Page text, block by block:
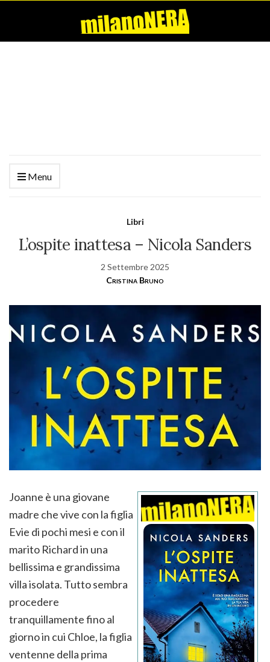
Menu
Libri
L’ospite inattesa – Nicola Sanders
2 Settembre 2025
Cristina Bruno
Joanne è una giovane
madre che vive con la figlia
Evie di pochi mesi e con il
marito Richard in una
bellissima e grandissima
villa isolata. Tutto sembra
procedere
tranquillamente fino al
giorno in cui Chloe, la figlia
ventenne della prima